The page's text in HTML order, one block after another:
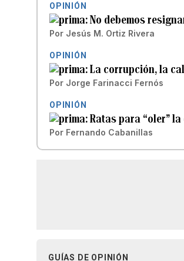
OPINIÓN
No debemos
Por Jesús M. Ortiz Rivera
OPINIÓN
La corrupción, la
Por Jorge Farinacci Fernós
OPINIÓN
Ratas para “oler”
Por Fernando Cabanillas
GUÍAS DE OPINIÓN